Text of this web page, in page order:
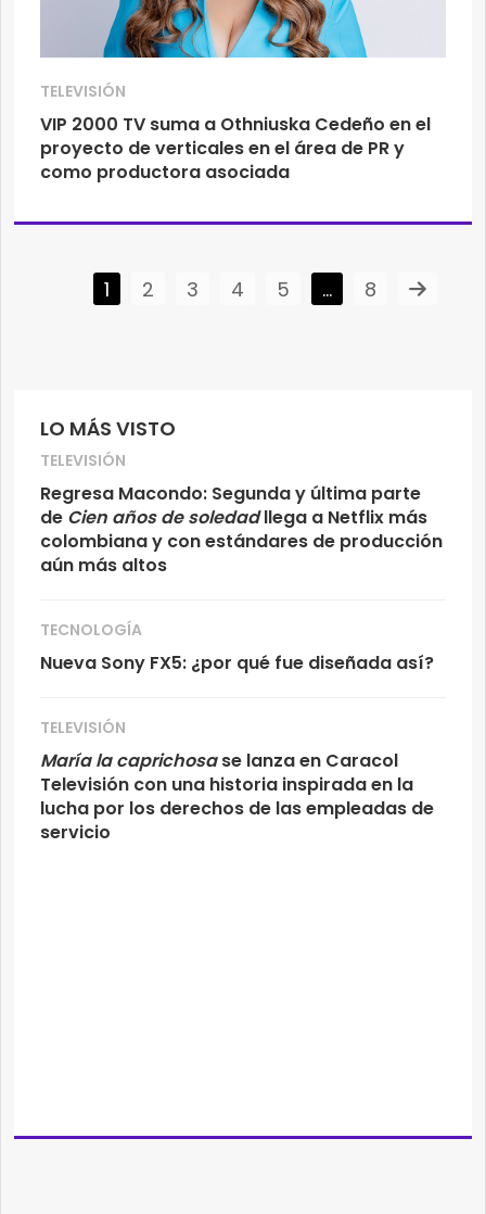
LO MÁS VISTO
TELEVISIÓN
Regresa Macondo: Segunda y última parte
de Cien años de soledadllega a Netflix más
colombiana y con estándares de producción
aún más altos
TECNOLOGÍA
Nueva Sony FX5: ¿por qué fue diseñada así?
TELEVISIÓN
María la caprichosase lanza en Caracol
Televisión con una historia inspirada en la
lucha por los derechos de las empleadas de
servicio
TELEVISIÓN
VIP 2000 TV suma a Othniuska Cedeño en el
proyecto de verticales en el área de PR y
como productora asociada
1 2 3 4 5 … 8